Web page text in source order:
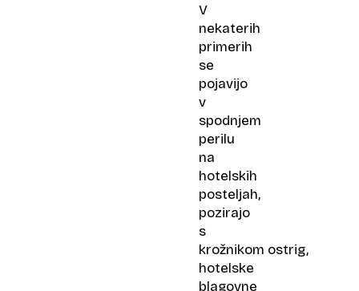
V
nekaterih
primerih
se
pojavijo
v
spodnjem
perilu
na
hotelskih
posteljah,
pozirajo
s
krožnikom ostrig,
hotelske
blagovne